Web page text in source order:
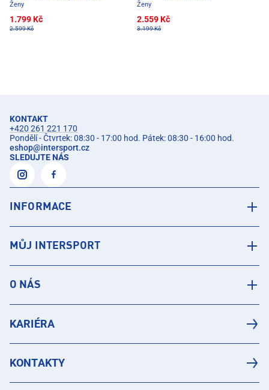
Ženy
1.799 Kč
2.599 Kč
Ženy
2.559 Kč
3.199 Kč
KONTAKT
+420 261 221 170
Pondělí - Čtvrtek: 08:30 - 17:00 hod. Pátek: 08:30 - 16:00 hod.
eshop@intersport.cz
SLEDUJTE NÁS
INFORMACE
MŮJ INTERSPORT
O NÁS
KARIÉRA
KONTAKTY